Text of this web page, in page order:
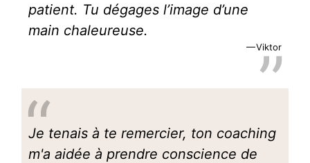
patient. Tu dégages l’image d’une
main chaleureuse.
Viktor
Je tenais à te remercier, ton coaching
m'a aidée à prendre conscience de